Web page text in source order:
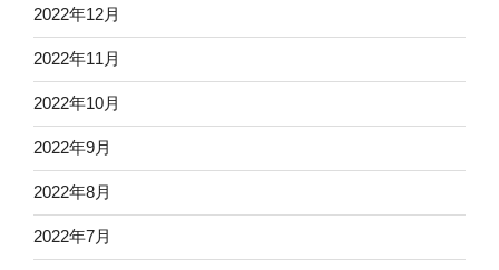
2022年12月
2022年11月
2022年10月
2022年9月
2022年8月
2022年7月